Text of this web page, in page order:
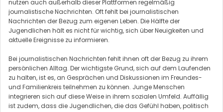
nutzen auch außerhalb dieser Plattformen regelmäßig
journalistische Nachrichten. Oft fehlt bei journalistischen
Nachrichten der Bezug zum eigenen Leben. Die Hälfte der
Jugendlichen hält es nicht für wichtig, sich über Neuigkeiten und
aktuelle Ereignisse zu informieren.
Bei journalistischen Nachrichten fehlt ihnen oft der Bezug zu ihrem
persönlichen Alltag. Der wichtigste Grund, sich auf dem Laufenden
zu halten, ist es, an Gesprächen und Diskussionen im Freundes-
und Familienkreis teilnehmen zu können. Junge Menschen
integrieren sich auf diese Weise in ihrem sozialen Umfeld. Auffällig
ist zudem, dass die Jugendlichen, die das Gefühl haben, politisch